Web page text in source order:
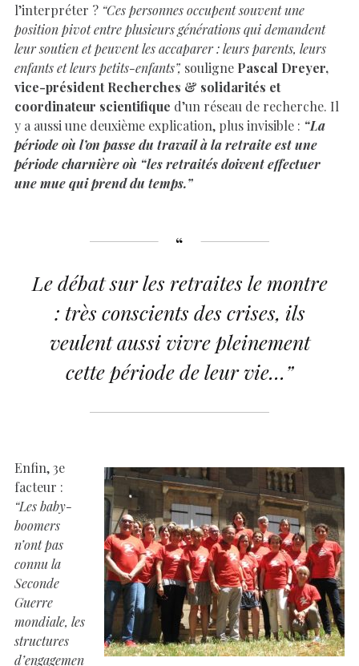
l’interpréter ? “Ces personnes occupent souvent une
position pivot entre plusieurs générations qui demandent
leur soutien et peuvent les accaparer : leurs parents, leurs
enfants et leurs petits-enfants”, souligne Pascal Dreyer,
vice-président Recherches & solidarités et
coordinateur scientifique d’un réseau de recherche. Il
y a aussi une deuxième explication, plus invisible : “La
période où l’on passe du travail à la retraite est une
période charnière où “les retraités doivent effectuer
une mue qui prend du temps.”
Le débat sur les retraites le montre
: très conscients des crises, ils
veulent aussi vivre pleinement
cette période de leur vie…”
Enfin, 3e
facteur :
“Les baby-
boomers
n’ont pas
connu la
Seconde
Guerre
mondiale, les
structures
d’engagemen